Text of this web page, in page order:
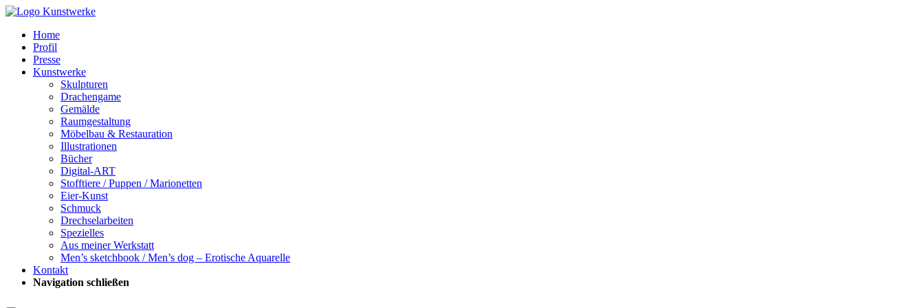
Home
Profil
Presse
Kunstwerke
Skulpturen
Drachengame
Gemälde
Raumgestaltung
Möbelbau & Restauration
Illustrationen
Bücher
Digital-ART
Stofftiere / Puppen / Marionetten
Eier-Kunst
Schmuck
Drechselarbeiten
Spezielles
Aus meiner Werkstatt
Men’s sketchbook / Men’s dog – Erotische Aquarelle
Kontakt
Navigation schließen